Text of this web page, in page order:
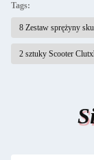
Tags:
8 Zestaw sprężyny
2 sztuky Scooter